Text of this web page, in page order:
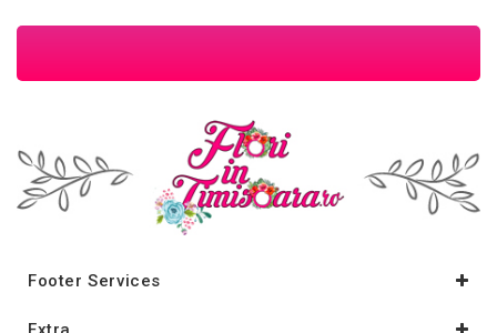
Footer Services